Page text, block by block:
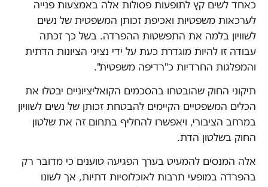
כאחד לשים קץ לתופעות פסולות אלה באמצעות פנייה
לערכאות משפטיות ואכיפת זכותן המשפטית של נשים
לשוויון בלמה את התפשטות ההפרדה. בשל כך זכתה
עבודה זו להיות מוגדרת כעת על ידי נציגי הציונות הדתית
והמפלגות החרדיות כ"רדיפה משפטית".
תיקוני החוק שהובטחו בהסכמים הקואליציוניים יבטלו את
הכלים המשפטיים הקיימים להבטחת זכותן של נשים לשוויון
במרחב הציבורי, ויאפשרו להחליף בתחום זה את שלטון
החוק בשלטון הדת.
אלה המנסים להמעיט בערך הפגיעה טוענים כי מדובר רק
בהפרדה במופעי תרבות לאוכלוסיות דתיות, אך לשונו